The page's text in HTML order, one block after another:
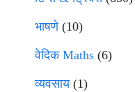
भाषणे(10)
वेदिक Maths (6)
व्यवसाय(1)